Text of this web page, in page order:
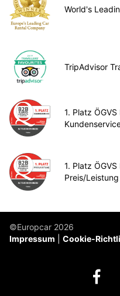
World's
TripAdvisor
1. Platz
1. Platz
Preis/Leistung
©Europcar 2026
Impressum
Cookie-